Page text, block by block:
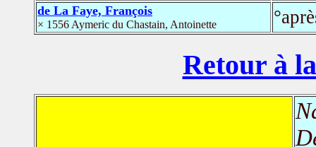
de La Faye, François
× 1556 Aymeric du Chastain, Antoinette
Retour à